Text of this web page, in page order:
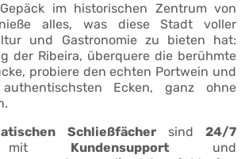
im historischen Zentrum von
alles, was diese Stadt voller
und Gastronomie zu bieten hat:
der Ribeira, überquere die berühmte
probiere den echten Portwein und
Ecken, ganz ohne
Schließfächersind 24/7
Kundensupport und